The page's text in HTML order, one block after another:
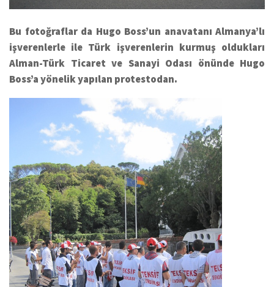
Bu fotoğraflar da Hugo Boss’un anavatanı Almanya’lı
işverenlerle ile Türk işverenlerin kurmuş oldukları
Alman-Türk Ticaret ve Sanayi Odası önünde Hugo
Boss’a yönelik yapılan protestodan.